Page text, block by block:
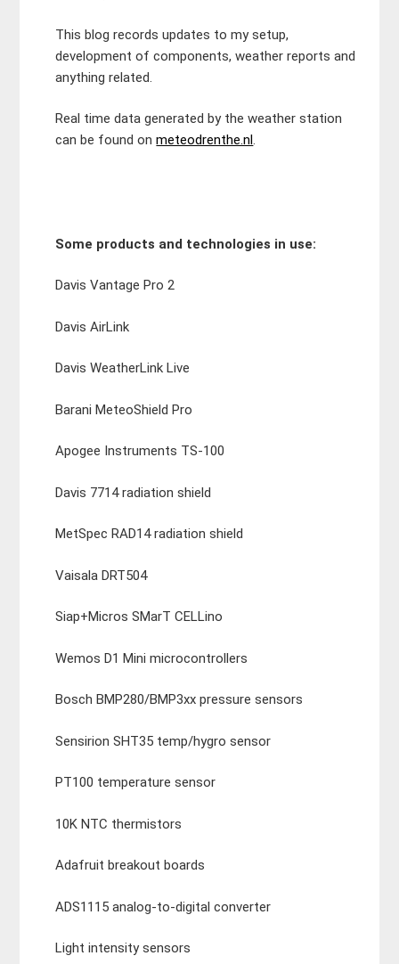
This blog records updates to my setup,
development of components, weather reports and
anything related.
Real time data generated by the weather station
can be found onmeteodrenthe.nl.
Some products and technologies in use:
Davis Vantage Pro 2
Davis AirLink
Davis WeatherLink Live
Barani MeteoShield Pro
Apogee Instruments TS-100
Davis 7714 radiation shield
MetSpec RAD14 radiation shield
Vaisala DRT504
Siap+Micros SMarT CELLino
Wemos D1 Mini microcontrollers
Bosch BMP280/BMP3xx pressure sensors
Sensirion SHT35 temp/hygro sensor
PT100 temperature sensor
10K NTC thermistors
Adafruit breakout boards
ADS1115 analog-to-digital converter
Light intensity sensors